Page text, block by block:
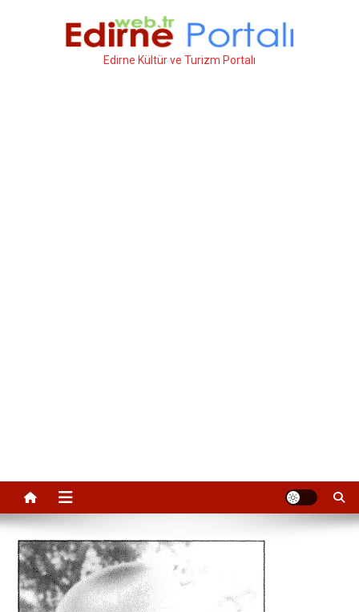
Edirne Kültür ve Turizm Portalı